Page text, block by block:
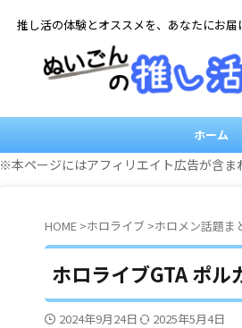
推し活の体験とオススメを、あなたにお届
ホーム
※本ページにはアフィリエイト広告が含ま
HOME >ホロライブ >ホロメン話題ま
ホロライブGTA ポル
2024年9月24日 2025年5月4日